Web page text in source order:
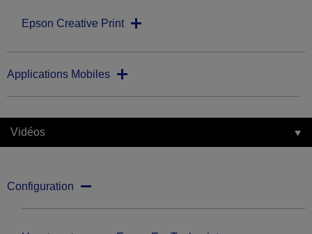
Epson Creative Print
Applications Mobiles
Vidéos
Configuration